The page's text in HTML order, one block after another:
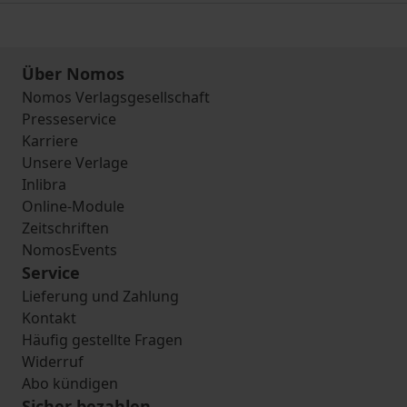
Über Nomos
Nomos Verlagsgesellschaft
Presseservice
Karriere
Unsere Verlage
Inlibra
Online-Module
Zeitschriften
NomosEvents
Service
Lieferung und Zahlung
Kontakt
Häufig gestellte Fragen
Widerruf
Abo kündigen